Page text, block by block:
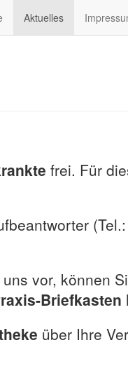
Aktuelles
frei. Für
vor, können
Briefkasten
über Ihre